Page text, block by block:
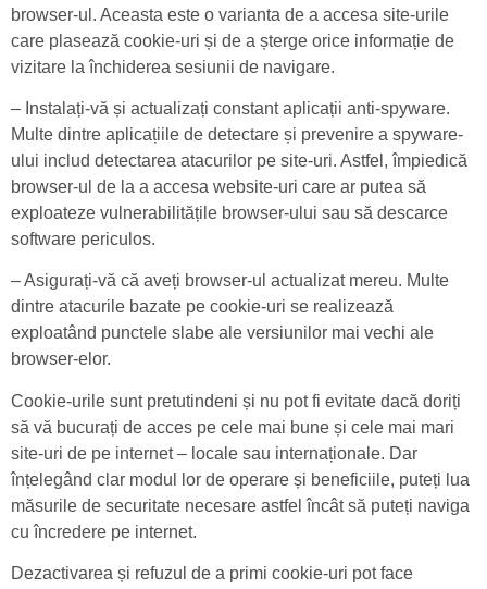
browser-ul. Aceasta este o varianta de a accesa site-urile
care plasează cookie-uri și de a șterge orice informație de
vizitare la închiderea sesiunii de navigare.
– Instalați-vă și actualizați constant aplicații anti-spyware.
Multe dintre aplicațiile de detectare și prevenire a spyware-
ului includ detectarea atacurilor pe site-uri. Astfel, împiedică
browser-ul de la a accesa website-uri care ar putea să
exploateze vulnerabilitățile browser-ului sau să descarce
software periculos.
– Asigurați-vă că aveți browser-ul actualizat mereu. Multe
dintre atacurile bazate pe cookie-uri se realizează
exploatând punctele slabe ale versiunilor mai vechi ale
browser-elor.
Cookie-urile sunt pretutindeni și nu pot fi evitate dacă doriți
să vă bucurați de acces pe cele mai bune și cele mai mari
site-uri de pe internet – locale sau internaționale. Dar
înțelegând clar modul lor de operare și beneficiile, puteți lua
măsurile de securitate necesare astfel încât să puteți naviga
cu încredere pe internet.
Dezactivarea și refuzul de a primi cookie-uri pot face